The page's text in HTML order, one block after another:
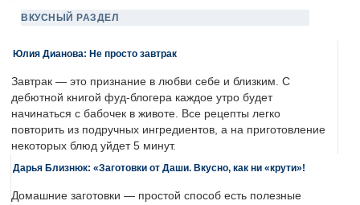
ВКУСНЫЙ РАЗДЕЛ
Юлия Дианова: Не просто завтрак
Завтрак — это признание в любви себе и близким. С
дебютной книгой фуд-блогера каждое утро будет
начинаться с бабочек в животе. Все рецепты легко
повторить из подручных ингредиентов, а на приготовление
некоторых блюд уйдет 5 минут.
Дарья Близнюк: «Заготовки от Даши. Вкусно, как ни «крути»!
Домашние заготовки — простой способ есть полезные